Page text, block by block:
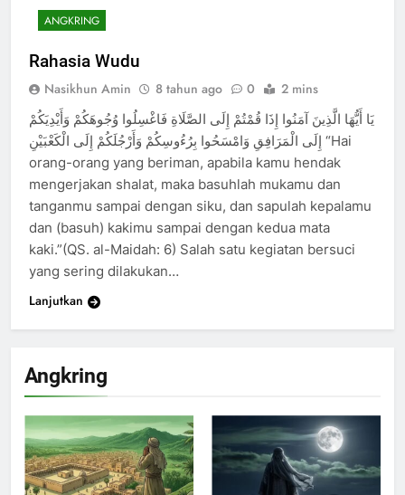
Angkring
200
Khutbah Idul Fitri di Rumah
ANGKRING
Rahasia Wudu
Nasikhun Amin 8 tahun ago 0 2 mins
يَا أَيُّهَا الَّذِينَ آمَنُوا إِذَا قُمْتُمْ إِلَى الصَّلَاةِ فَاغْسِلُوا وُجُوهَكُمْ وَأَيْدِيَكُمْ
إِلَى الْمَرَافِقِ وَامْسَحُوا بِرُءُوسِكُمْ وَأَرْجُلَكُمْ إِلَى الْكَعْبَيْنِ “Hai
orang-orang yang beriman, apabila kamu hendak
mengerjakan shalat, maka basuhlah mukamu dan
tanganmu sampai dengan siku, dan sapulah kepalamu
dan (basuh) kakimu sampai dengan kedua mata
kaki.”(QS. al-Maidah: 6) Salah satu kegiatan bersuci
yang sering dilakukan…
Lanjutkan